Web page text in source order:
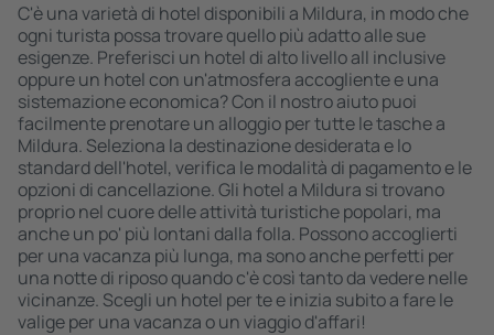
C'è una varietà di hotel disponibili a Mildura, in modo che
ogni turista possa trovare quello più adatto alle sue
esigenze. Preferisci un hotel di alto livello all inclusive
oppure un hotel con un'atmosfera accogliente e una
sistemazione economica? Con il nostro aiuto puoi
facilmente prenotare un alloggio per tutte le tasche a
Mildura. Seleziona la destinazione desiderata e lo
standard dell'hotel, verifica le modalità di pagamento e le
opzioni di cancellazione. Gli hotel a Mildura si trovano
proprio nel cuore delle attività turistiche popolari, ma
anche un po' più lontani dalla folla. Possono accoglierti
per una vacanza più lunga, ma sono anche perfetti per
una notte di riposo quando c'è così tanto da vedere nelle
vicinanze. Scegli un hotel per te e inizia subito a fare le
valige per una vacanza o un viaggio d'affari!